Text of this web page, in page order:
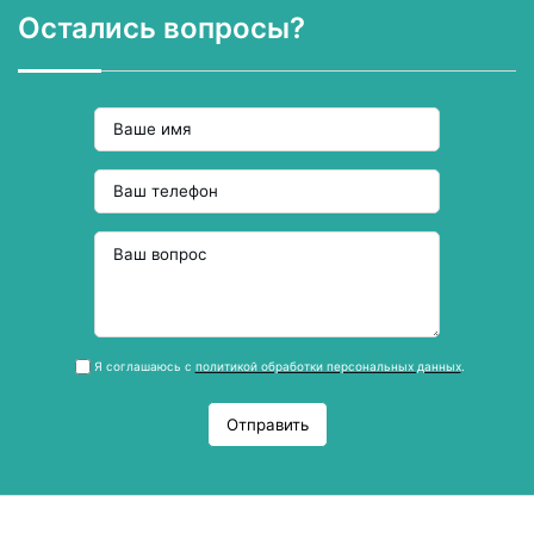
Остались вопросы?
Я соглашаюсь с политикой обработки персональных данных.
Отправить